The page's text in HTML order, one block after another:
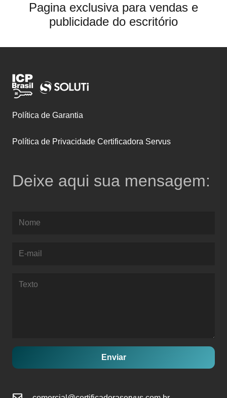
Pagina exclusiva para vendas e
publicidade do escritório
Política de Garantia
Política de Privacidade Certificadora Servus
Deixe aqui sua mensagem:
Enviar